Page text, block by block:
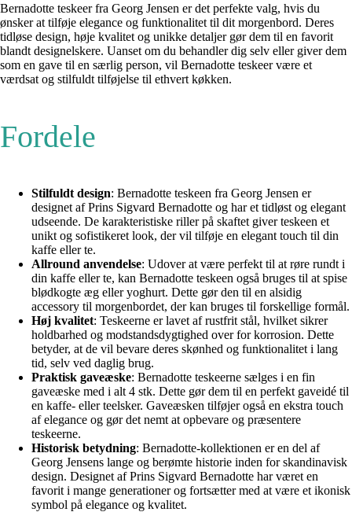
Bernadotte teskeer fra Georg Jensen er det perfekte valg, hvis du
ønsker at tilføje elegance og funktionalitet til dit morgenbord. Deres
tidløse design, høje kvalitet og unikke detaljer gør dem til en favorit
blandt designelskere. Uanset om du behandler dig selv eller giver dem
som en gave til en særlig person, vil Bernadotte teskeer være et
værdsat og stilfuldt tilføjelse til ethvert køkken.
Fordele
Stilfuldt design: Bernadotte teskeen fra Georg Jensen er
designet af Prins Sigvard Bernadotte og har et tidløst og elegant
udseende. De karakteristiske riller på skaftet giver teskeen et
unikt og sofistikeret look, der vil tilføje en elegant touch til din
kaffe eller te.
Allround anvendelse: Udover at være perfekt til at røre rundt i
din kaffe eller te, kan Bernadotte teskeen også bruges til at spise
blødkogte æg eller yoghurt. Dette gør den til en alsidig
accessory til morgenbordet, der kan bruges til forskellige formål.
Høj kvalitet: Teskeerne er lavet af rustfrit stål, hvilket sikrer
holdbarhed og modstandsdygtighed over for korrosion. Dette
betyder, at de vil bevare deres skønhed og funktionalitet i lang
tid, selv ved daglig brug.
Praktisk gaveæske: Bernadotte teskeerne sælges i en fin
gaveæske med i alt 4 stk. Dette gør dem til en perfekt gaveidé til
en kaffe- eller teelsker. Gaveæsken tilføjer også en ekstra touch
af elegance og gør det nemt at opbevare og præsentere
teskeerne.
Historisk betydning: Bernadotte-kollektionen er en del af
Georg Jensens lange og berømte historie inden for skandinavisk
design. Designet af Prins Sigvard Bernadotte har været en
favorit i mange generationer og fortsætter med at være et ikonisk
symbol på elegance og kvalitet.